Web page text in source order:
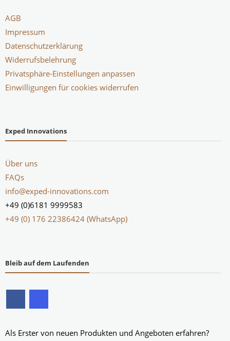
AGB
Impressum
Datenschutzerklärung
Widerrufsbelehrung
Privatsphäre-Einstellungen anpassen
Einwilligungen für cookies widerrufen
Exped Innovations
Über uns
FAQs
info@exped-innovations.com
+49 (0)6181 9999583
+49 (0) 176 22386424 (WhatsApp)
Bleib auf dem Laufenden
Als Erster von neuen Produkten und Angeboten erfahren?